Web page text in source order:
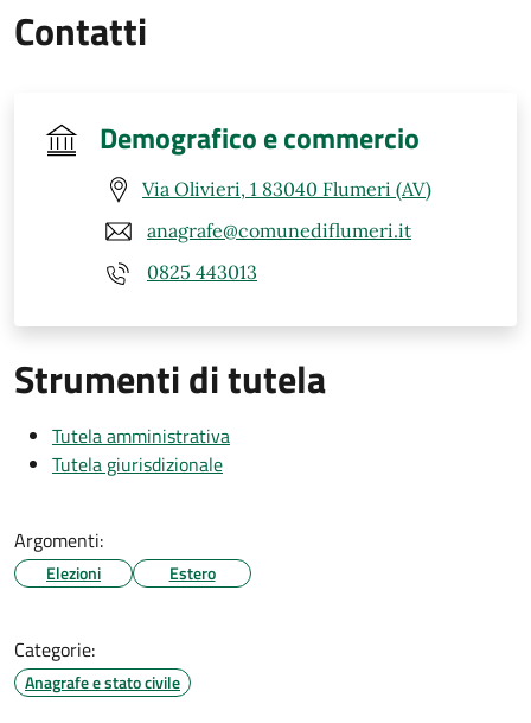
Contatti
Demografico e commercio
Via Olivieri, 1 83040 Flumeri (AV)
anagrafe@comunediflumeri.it
0825 443013
Strumenti di tutela
Tutela amministrativa
Tutela giurisdizionale
Argomenti:
Elezioni Estero
Categorie:
Anagrafe e stato civile